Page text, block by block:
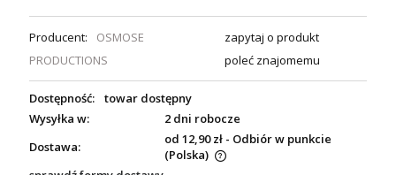
Producent:
OSMOSE
PRODUCTIONS
zapytaj o produkt
poleć znajomemu
Dostępność:
towar dostępny
Wysyłka w:
2 dni robocze
Dostawa:
od 12,90 zł - Odbiór w punkcie
(Polska)